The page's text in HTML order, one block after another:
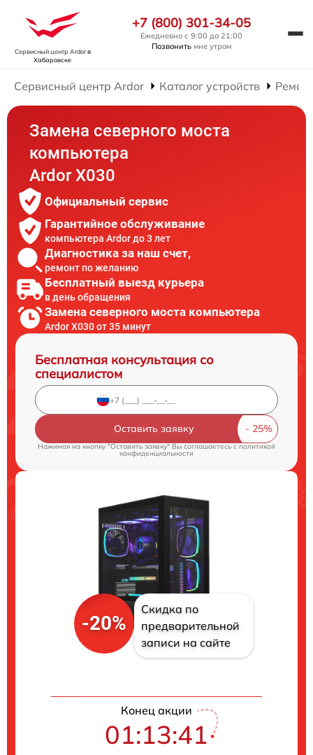
Сервисный центр Ardorв
Хабаровске
+7 (800) 301-34-05
Ежедневно с 9:00 до 21:00
Позвонить мне утром
Сервисный центр Ardor Каталог устройств
Замена северного моста
компьютера
Ardor X030
Официальный сервис
Гарантийное обслуживание
компьютера Ardor до 3 лет
Диагностика за наш счет,
ремонт по желанию
Бесплатный выезд курьера
в день обращения
Замена северного моста компьютера
Ardor X030 от 35 минут
Бесплатная консультация со
специалистом
Оставить заявку
Нажимая на кнопку "Оставить заявку" Вы соглашаетесь cполитикой
конфиденциальности
-20%
Скидка по
предварительной
записи на сайте
Конец акции
01:13:40